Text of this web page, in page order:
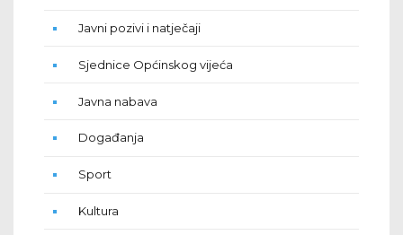
Javni pozivi i natječaji
Sjednice Općinskog vijeća
Javna nabava
Događanja
Sport
Kultura